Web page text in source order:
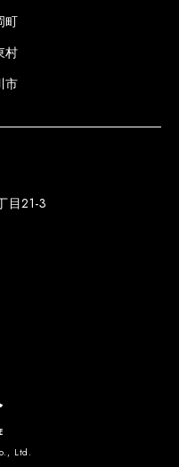
町
村
市
目21-3
Ltd.